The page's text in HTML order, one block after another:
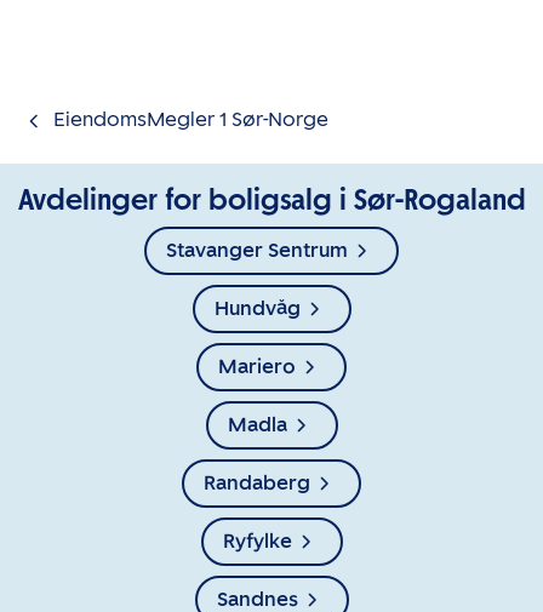
EiendomsMegler 1 Sør-Norge
Avdelinger for boligsalg i Sør-Rogaland
Stavanger Sentrum
Hundvåg
Mariero
Madla
Randaberg
Ryfylke
Sandnes